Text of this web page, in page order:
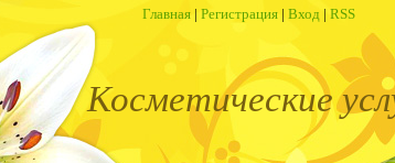
Главная | Регистрация | Вход | RSS
Косметические